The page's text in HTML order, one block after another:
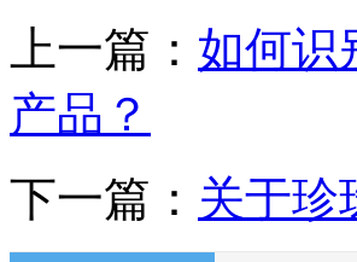
上一篇： 如何识
产品？
下一篇： 关于珍